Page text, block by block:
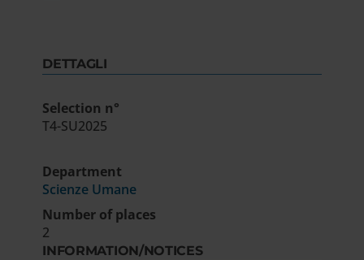
DETTAGLI
Selection n°
T4-SU2025
Department
Scienze Umane
Number of places
2
INFORMATION/NOTICES